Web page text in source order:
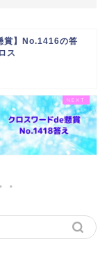
賞】No.1416の答
ス